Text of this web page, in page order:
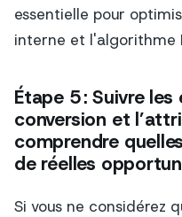
essentielle pour
interne et l'algorithme
Étape 5 : Suivre
conversion et
comprendre
de réelles
Si vous ne considérez